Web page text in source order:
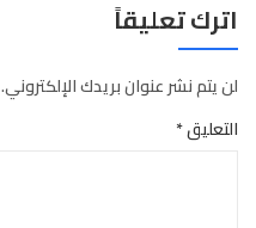
اترك تعليقاً
لن يتم نشر عنوان بريدك الإلكتروني.
التعليق*